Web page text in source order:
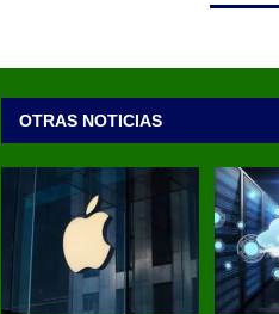
OTRAS NOTICIAS